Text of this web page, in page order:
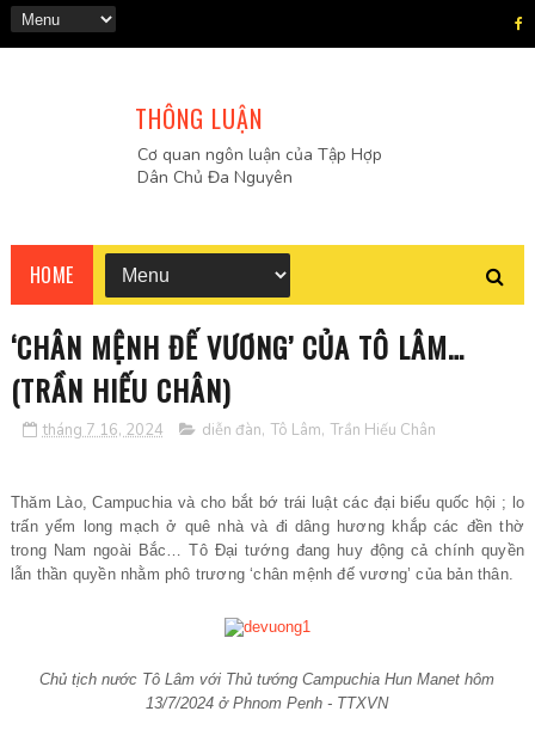
THÔNG LUẬN
Cơ quan ngôn luận của Tập Hợp
Dân Chủ Đa Nguyên
HOME
‘CHÂN MỆNH ĐẾ VƯƠNG’ CỦA TÔ LÂM…
(TRẦN HIẾU CHÂN)
tháng 7 16, 2024 diễn đàn, Tô Lâm, Trần Hiếu Chân
Thăm Lào, Campuchia và cho bắt bớ trái luật các đại biểu quốc hội ; lo
trấn yểm long mạch ở quê nhà và đi dâng hương khắp các đền thờ
trong Nam ngoài Bắc… Tô Đại tướng đang huy động cả chính quyền
lẫn thần quyền nhằm phô trương ‘chân mệnh đế vương’ của bản thân.
Chủ tịch nước Tô Lâm với Thủ tướng Campuchia Hun Manet hôm
13/7/2024 ở Phnom Penh - TTXVN